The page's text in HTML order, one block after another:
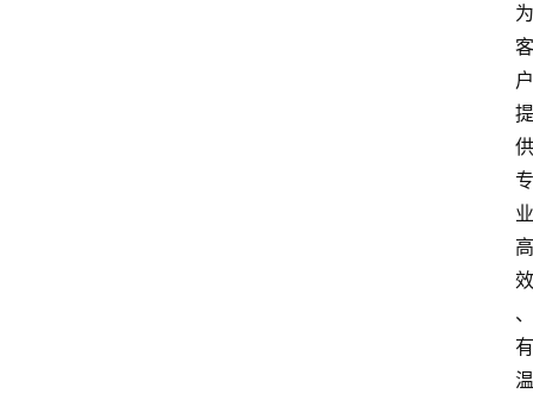
为
客
户
提
供
专
业
高
效
、
有
温